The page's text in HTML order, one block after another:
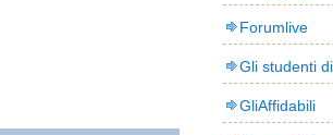
Forumlive
Gli studenti
GliAffidabili